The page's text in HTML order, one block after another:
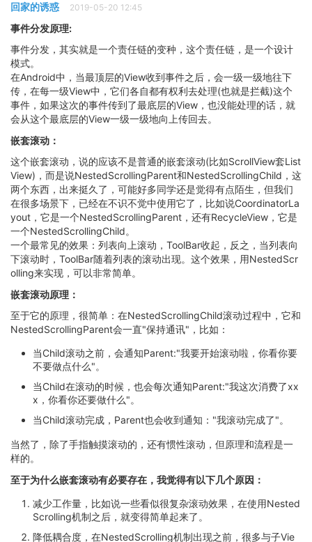
回家的诱惑 2019-05-20 12:45
事件分发原理:
事件分发，其实就是一个责任链的变种，这个责任链，是一个设计
模式。
在Android中，当最顶层的View收到事件之后，会一级一级地往下
传，在每一级View中，它们各自都有权利去处理(也就是拦截)这个
事件，如果这次的事件传到了最底层的View，也没能处理的话，就
会从这个最底层的View一级一级地向上传回去。
嵌套滚动：
这个嵌套滚动，说的应该不是普通的嵌套滚动(比如ScrollView套List
View)，而是说NestedScrollingParent和NestedScrollingChild，这
两个东西，出来挺久了，可能好多同学还是觉得有点陌生，但我们
在很多场景下，已经在不识不觉中使用它了，比如说CoordinatorLa
yout，它是一个NestedScrollingParent，还有RecycleView，它是
一个NestedScrollingChild。
一个最常见的效果：列表向上滚动，ToolBar收起，反之，当列表向
下滚动时，ToolBar随着列表的滚动出现。这个效果，用NestedScr
olling来实现，可以非常简单。
嵌套滚动原理：
至于它的原理，很简单：在NestedScrollingChild滚动过程中，它和
NestedScrollingParent会一直"保持通讯"，比如：
当Child滚动之前，会通知Parent:"我要开始滚动啦，你看你要
不要做点什么"。
当Child在滚动的时候，也会每次通知Parent:"我这次消费了xx
x，你看你还要做什么"。
当Child滚动完成，Parent也会收到通知："我滚动完成了"。
当然了，除了手指触摸滚动的，还有惯性滚动，但原理和流程是一
样的。
至于为什么嵌套滚动有必要存在，我觉得有以下几个原因：
减少工作量，比如说一些看似很复杂滚动效果，在使用Nested
Scrolling机制之后，就变得简单起来了。
降低耦合度，在NestedScrolling机制出现之前，很多与子Vie